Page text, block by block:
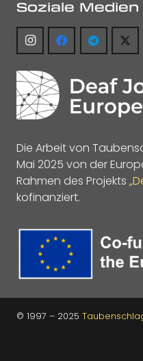
Soziale Medien
Die Arbeit von
Mai 2025 von der
Rahmen des Projekts
kofinanziert.
© 1997 – 2025